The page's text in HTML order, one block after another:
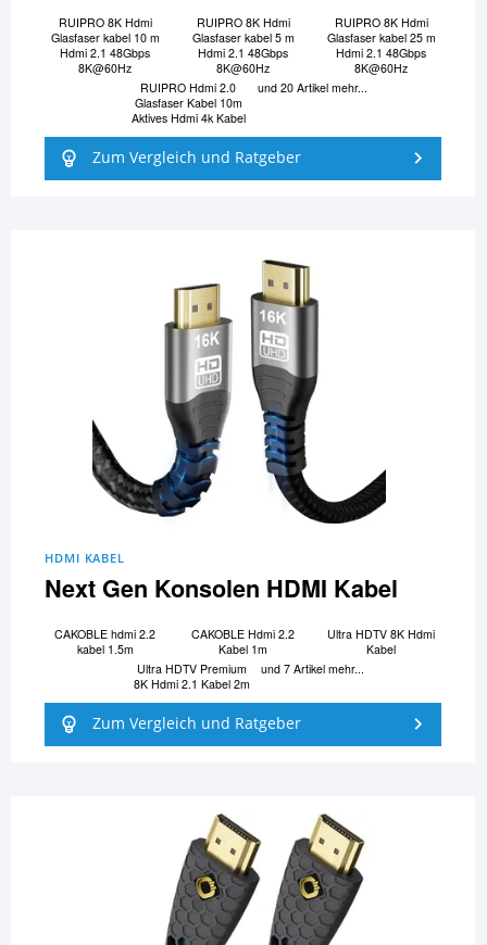
RUIPRO 8K Hdmi
Glasfaser kabel 10 m
Hdmi 2.1 48Gbps
8K@60Hz
RUIPRO 8K Hdmi
Glasfaser kabel 5 m
Hdmi 2.1 48Gbps
8K@60Hz
RUIPRO 8K Hdmi
Glasfaser kabel 25 m
Hdmi 2.1 48Gbps
8K@60Hz
RUIPRO Hdmi 2.0
Glasfaser Kabel 10m
Aktives Hdmi 4k Kabel
und 20 Artikel mehr...
Zum Vergleich und Ratgeber
HDMI KABEL
Next Gen Konsolen HDMI Kabel
CAKOBLE hdmi 2.2
kabel 1.5m
CAKOBLE Hdmi 2.2
Kabel 1m
Ultra HDTV 8K Hdmi
Kabel
Ultra HDTV Premium
8K Hdmi 2.1 Kabel 2m
und 7 Artikel mehr...
Zum Vergleich und Ratgeber